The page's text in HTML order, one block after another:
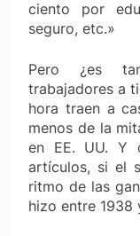
ciento por
seguro, etc.»
Pero ¿es
trabajadores a
hora traen a
menos de la
en EE. UU. Y
artículos, si el
ritmo de las
hizo entre 1938